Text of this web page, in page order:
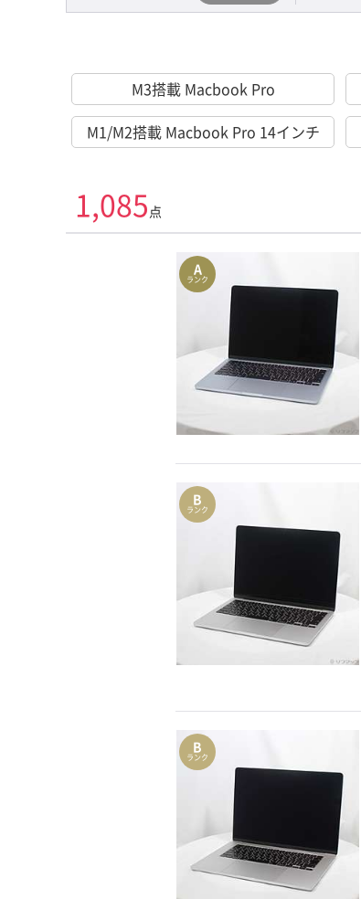
M3搭載 Macbook Pro
M1/M2搭載 Macbook Pro 14インチ
1,085 点
A
ランク
B
ランク
B
ランク